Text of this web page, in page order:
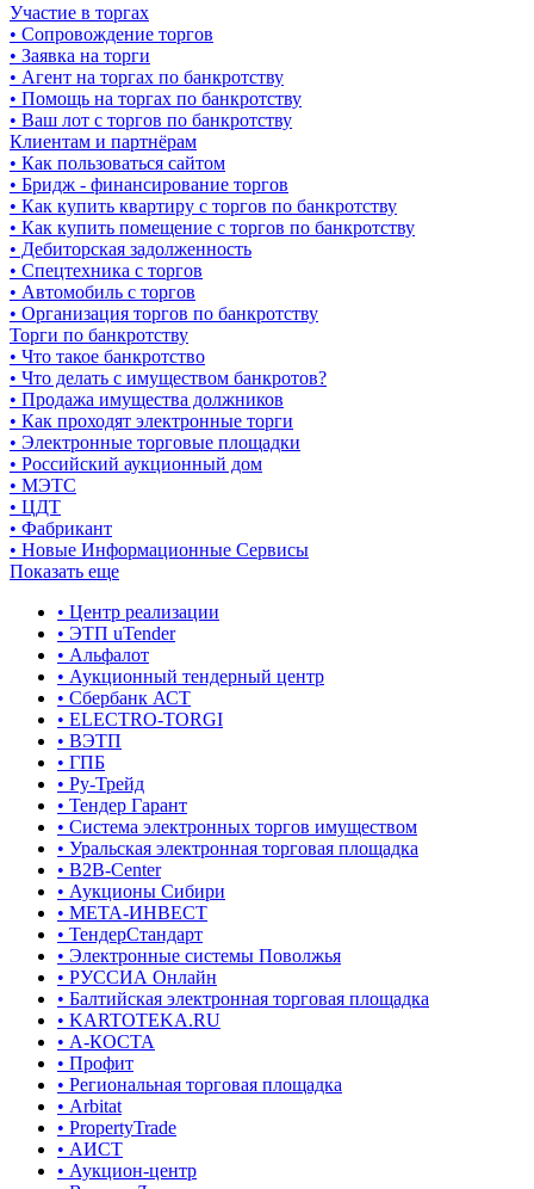
Участие в торгах
• Сопровождение торгов
• Заявка на торги
• Агент на торгах по банкротству
• Помощь на торгах по банкротству
• Ваш лот с торгов по банкротству
Клиентам и партнёрам
• Как пользоваться сайтом
• Бридж - финансирование торгов
• Как купить квартиру с торгов по банкротству
• Как купить помещение с торгов по банкротству
• Дебиторская задолженность
• Спецтехника с торгов
• Автомобиль с торгов
• Организация торгов по банкротству
Торги по банкротству
• Что такое банкротство
• Что делать с имуществом банкротов?
• Продажа имущества должников
• Как проходят электронные торги
• Электронные торговые площадки
• Российский аукционный дом
• МЭТС
• ЦДТ
• Фабрикант
• Новые Информационные Сервисы
Показать еще
• Центр реализации
• ЭТП uTender
• Альфалот
• Аукционный тендерный центр
• Сбербанк АСТ
• ELECTRO-TORGI
• ВЭТП
• ГПБ
• Ру-Трейд
• Тендер Гарант
• Система электронных торгов имуществом
• Уральская электронная торговая площадка
• B2B-Center
• Аукционы Сибири
• МЕТА-ИНВЕСТ
• ТендерСтандарт
• Электронные системы Поволжья
• РУССИА Онлайн
• Балтийская электронная торговая площадка
• KARTOTEKA.RU
• А-КОСТА
• Профит
• Региональная торговая площадка
• Arbitat
• PropertyTrade
• АИСТ
• Аукцион-центр